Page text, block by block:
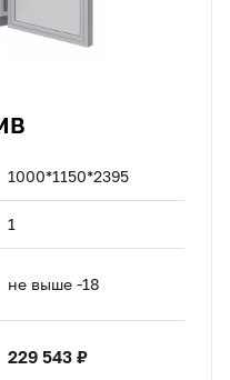
1000*1150*2395
1
не выше -18
229 543 ₽